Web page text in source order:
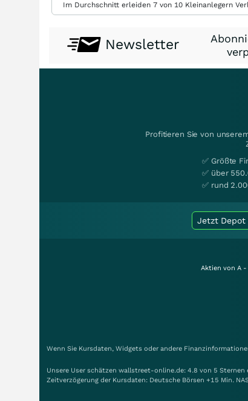
Im Durchschnitt erleiden 7 von 10 Kleinanlegern
Newsletter
Profitieren Sie von
✅ Größte
✅ über
✅ rund
Jetzt Depot
Aktien von A -
Wenn Sie Kursdaten, Widgets oder andere
Unsere User schätzen wallstreet-online.de: 4.8 von 5
Zeitverzögerung der Kursdaten: Deutsche Börsen +15 Min.